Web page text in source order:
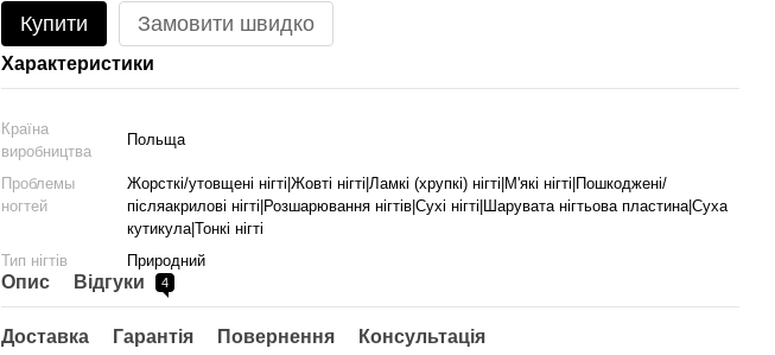
Купити Замовити швидко
Характеристики
Країна
виробництва
Польща
Проблемы
ногтей
Жорсткі/утовщені нігті|Жовті нігті|Ламкі (хрупкі) нігті|М'які нігті|Пошкоджені/
післяакрилові нігті|Розшарювання нігтів|Сухі нігті|Шарувата нігтьова пластина|Суха
кутикула|Тонкі нігті
Тип нігтів
Природний
Опис Відгуки 4
Доставка Гарантія Повернення Консультація